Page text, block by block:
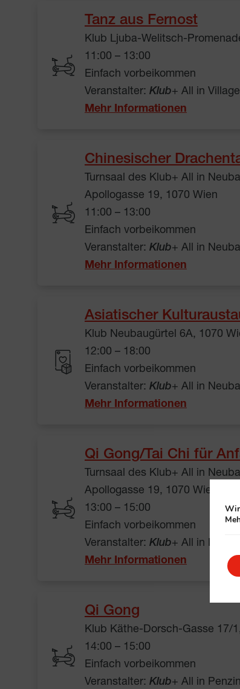
Tanz aus Fernost
Klub Ljuba-Welitsch-
11:00 – 13:00
Einfach vorbeikommen
Veranstalter: Klub+ All in
Mehr Informationen
Chinesischer
Turnsaal des Klub+ All in
Apollogasse 19, 1070 Wien
11:00 – 13:00
Einfach vorbeikommen
Veranstalter: Klub+ All in
Mehr Informationen
Asiatischer
Klub Neubaugürtel 6A, 1070
12:00 – 18:00
Einfach vorbeikommen
Veranstalter: Klub+ All in
Mehr Informationen
Qi Gong/Tai Chi für
Turnsaal des Klub+ All in
Apollogasse 19, 1070 Wien
13:00 – 15:00
Einfach vorbeikommen
Veranstalter: Klub+ All in
Mehr Informationen
Qi Gong
Klub Käthe-Dorsch-Gasse 17/
14:00 – 15:00
Einfach vorbeikommen
Veranstalter: Klub+ All in